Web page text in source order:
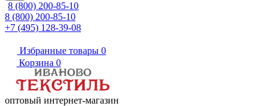
8 (800) 200-85-10
8 (800) 200-85-10
+7 (495) 128-39-08
Избранные товары 0
Корзина 0
оптовый интернет-магазин